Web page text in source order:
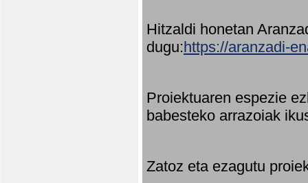
Hitzaldi honetan
dugu:https://aranzadi-
Proiektuaren espezie
babesteko arrazoiak
Zatoz eta ezagutu